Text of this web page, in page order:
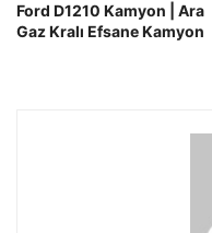
Ford D1210 Kamyon | Ara
Gaz Kralı Efsane Kamyon